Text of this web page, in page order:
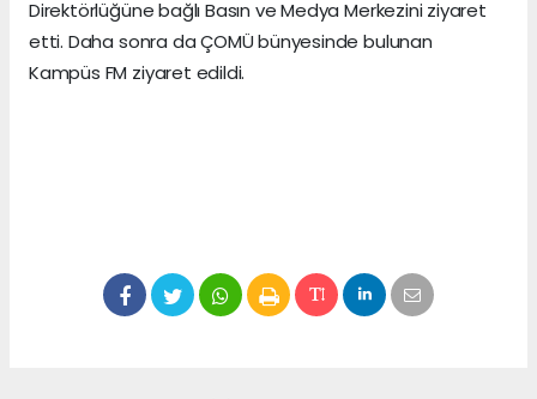
Direktörlüğüne bağlı Basın ve Medya Merkezini ziyaret
etti. Daha sonra da ÇOMÜ bünyesinde bulunan
Kampüs FM ziyaret edildi.